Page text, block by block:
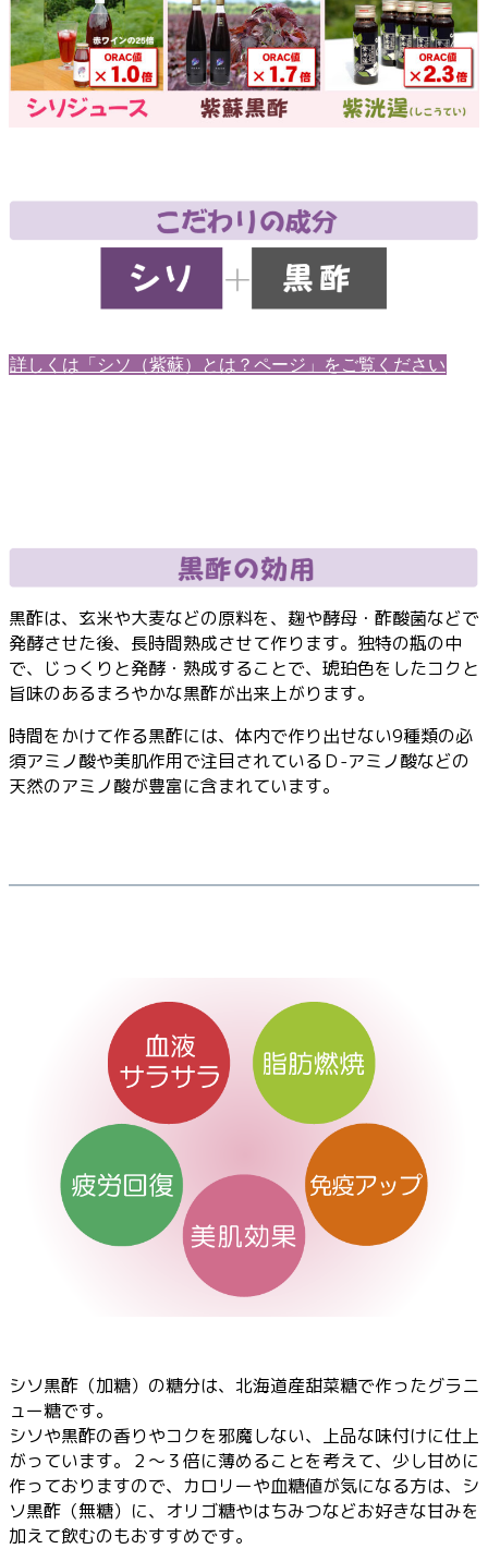
詳しくは「シソ（紫蘇）とは？ページ」をご覧ください
黒酢は、玄米や大麦などの原料を、麹や酵母・酢酸菌などで
発酵させた後、長時間熟成させて作ります。独特の瓶の中
で、じっくりと発酵・熟成することで、琥珀色をしたコクと
旨味のあるまろやかな黒酢が出来上がります。
時間をかけて作る黒酢には、体内で作り出せない9種類の必
須アミノ酸や美肌作用で注目されているＤ-アミノ酸などの
天然のアミノ酸が豊富に含まれています。
シソ黒酢（加糖）の糖分は、北海道産甜菜糖で作ったグラニ
ュー糖です。
シソや黒酢の香りやコクを邪魔しない、上品な味付けに仕上
がっています。２～３倍に薄めることを考えて、少し甘めに
作っておりますので、カロリーや血糖値が気になる方は、シ
ソ黒酢（無糖）に、オリゴ糖やはちみつなどお好きな甘みを
加えて飲むのもおすすめです。